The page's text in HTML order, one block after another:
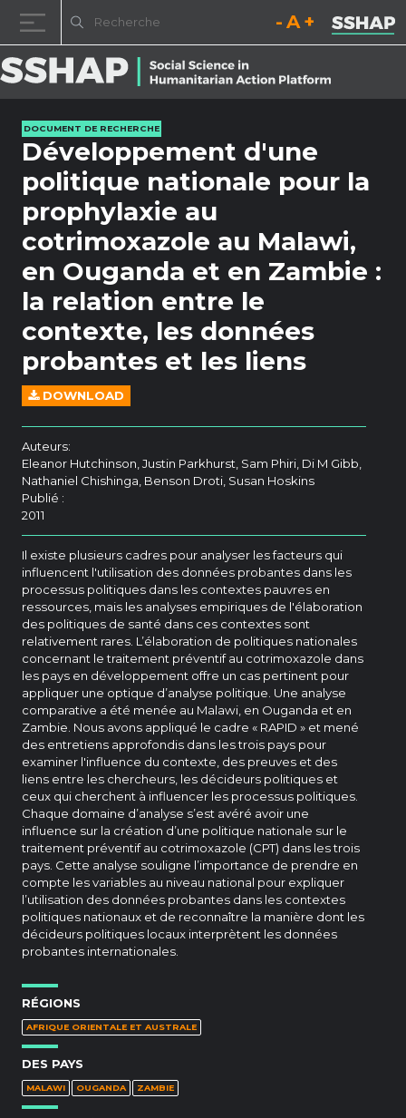
Diminuez la taille de la
Réinitialisez la
DOCUMENT DE RECHERCHE
Développement d'une
politique nationale pour la
prophylaxie au
cotrimoxazole au Malawi,
en Ouganda et en Zambie :
la relation entre le
contexte, les données
probantes et les liens
DOWNLOAD
Auteurs:
Eleanor Hutchinson, Justin Parkhurst, Sam Phiri, Di M Gibb,
Nathaniel Chishinga, Benson Droti, Susan Hoskins
Publié :
2011
Il existe plusieurs cadres pour analyser les facteurs qui
influencent l'utilisation des données probantes dans les
processus politiques dans les contextes pauvres en
ressources, mais les analyses empiriques de l'élaboration
des politiques de santé dans ces contextes sont
relativement rares. L’élaboration de politiques nationales
concernant le traitement préventif au cotrimoxazole dans
les pays en développement offre un cas pertinent pour
appliquer une optique d’analyse politique. Une analyse
comparative a été menée au Malawi, en Ouganda et en
Zambie. Nous avons appliqué le cadre « RAPID » et mené
des entretiens approfondis dans les trois pays pour
examiner l'influence du contexte, des preuves et des
liens entre les chercheurs, les décideurs politiques et
ceux qui cherchent à influencer les processus politiques.
Chaque domaine d’analyse s’est avéré avoir une
influence sur la création d’une politique nationale sur le
traitement préventif au cotrimoxazole (CPT) dans les trois
pays. Cette analyse souligne l’importance de prendre en
compte les variables au niveau national pour expliquer
l’utilisation des données probantes dans les contextes
politiques nationaux et de reconnaître la manière dont les
décideurs politiques locaux interprètent les données
probantes internationales.
RÉGIONS
AFRIQUE ORIENTALE ET AUSTRALE
DES PAYS
MALAWI OUGANDA ZAMBIE